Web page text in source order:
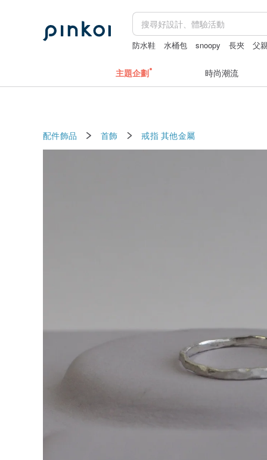
防水鞋 水桶包 snoopy 長夾 父
主題企劃 時尚潮流
配件飾品 首飾 戒指 其他金屬